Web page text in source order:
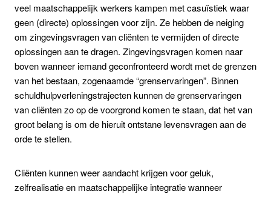
veel maatschappelijk werkers kampen met casuïstiek waar
geen (directe) oplossingen voor zijn. Ze hebben de neiging
om zingevingsvragen van cliënten te vermijden of directe
oplossingen aan te dragen. Zingevingsvragen komen naar
boven wanneer iemand geconfronteerd wordt met de grenzen
van het bestaan, zogenaamde “grenservaringen”. Binnen
schuldhulpverleningstrajecten kunnen de grenservaringen
van cliënten zo op de voorgrond komen te staan, dat het van
groot belang is om de hieruit ontstane levensvragen aan de
orde te stellen.
Cliënten kunnen weer aandacht krijgen voor geluk,
zelfrealisatie en maatschappelijke integratie wanneer